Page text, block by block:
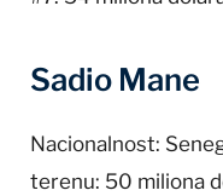
Sadio Mane
Nacionalnost:
terenu: 50 miliona